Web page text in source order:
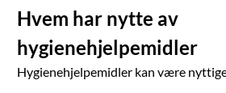
Hvem har nytte av
hygienehjelpemidler
Hygienehjelpemidler kan være